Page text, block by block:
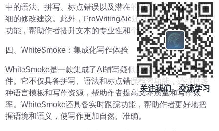
中的语法、拼写、标点错误以及潜在的语义问题，并提供详
细的修改建议。此外，ProWritingAid还具备“写作风格”检测
功能，帮助作者提升文本的专业性和个性化。
四、WhiteSmoke：集成化写作体验
WhiteSmoke是一款集成了AI辅写疑似度检测功能的写作软
件。它不仅具备拼写、语法和标点错误检查功能，还提供多
种语言模板和写作资源，帮助作者提高文本质量和写作效
率。WhiteSmoke还具备实时跟踪功能，帮助作者更好地把
握语境和语义，使写作更加自然、准确。
关注我们，交流学习